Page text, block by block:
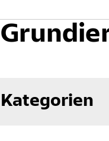
Kategorien